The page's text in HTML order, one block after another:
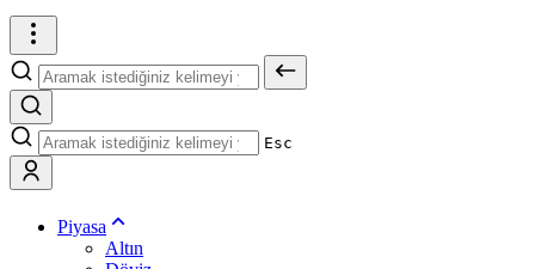
Esc
Piyasa
Altın